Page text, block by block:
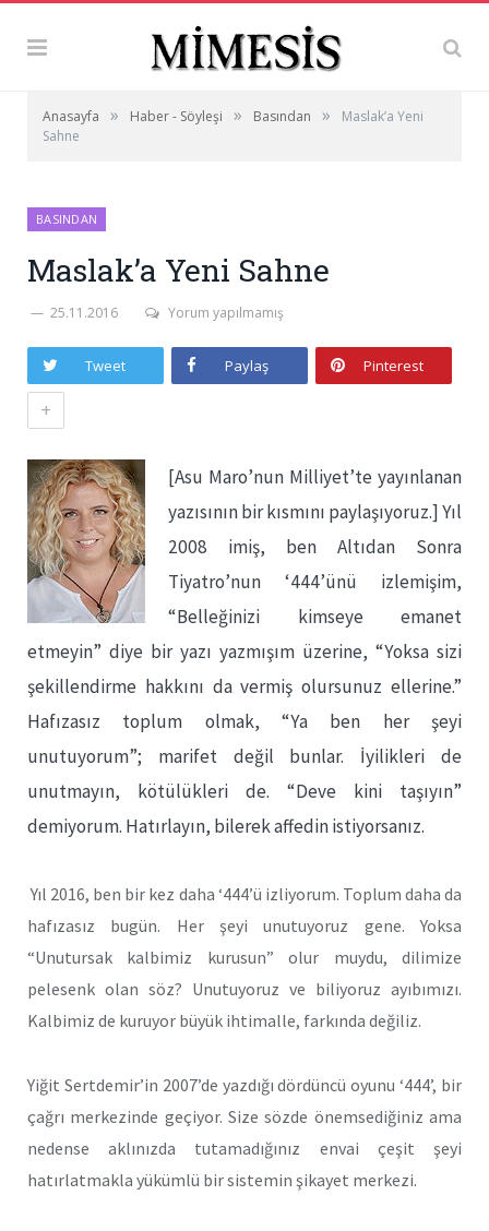
Anasayfa » Haber - Söyleşi » Basından »
Maslak’a Yeni
Sahne
BASINDAN
Maslak’a Yeni Sahne
25.11.2016 Yorum yapılmamış
Tweet Paylaş Pinterest
+
[Asu Maro’nun Milliyet’te yayınlanan
yazısının bir kısmını paylaşıyoruz.] Yıl
2008 imiş, ben Altıdan Sonra
Tiyatro’nun ‘444’ünü izlemişim,
“Belleğinizi kimseye emanet
etmeyin” diye bir yazı yazmışım üzerine, “Yoksa sizi
şekillendirme hakkını da vermiş olursunuz ellerine.”
Hafızasız toplum olmak, “Ya ben her şeyi
unutuyorum”; marifet değil bunlar. İyilikleri de
unutmayın, kötülükleri de. “Deve kini taşıyın”
demiyorum. Hatırlayın, bilerek affedin istiyorsanız.
Yıl 2016, ben bir kez daha ‘444’ü izliyorum. Toplum daha da
hafızasız bugün. Her şeyi unutuyoruz gene. Yoksa
“Unutursak kalbimiz kurusun” olur muydu, dilimize
pelesenk olan söz? Unutuyoruz ve biliyoruz ayıbımızı.
Kalbimiz de kuruyor büyük ihtimalle, farkında değiliz.
Yiğit Sertdemir’in 2007’de yazdığı dördüncü oyunu ‘444’, bir
çağrı merkezinde geçiyor. Size sözde önemsediğiniz ama
nedense aklınızda tutamadığınız envai çeşit şeyi
hatırlatmakla yükümlü bir sistemin şikayet merkezi.